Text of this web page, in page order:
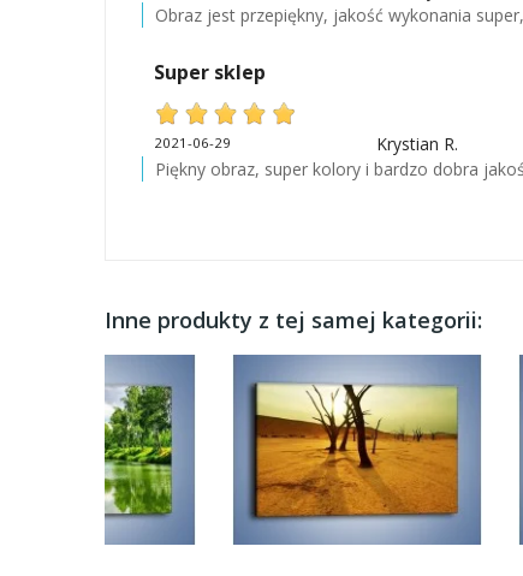
Obraz jest przepiękny, jakość wykonania
Super sklep
2021-06-29
Krystian R.
Piękny obraz, super kolory i bardzo dobra
Inne produkty z tej samej kategorii: